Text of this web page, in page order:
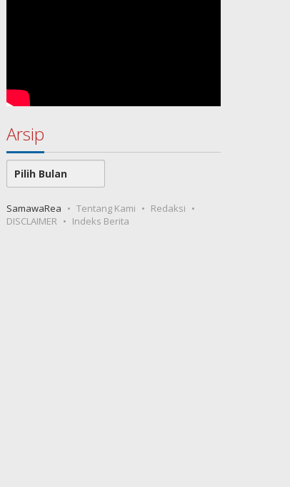
Arsip
Arsip
SamawaRea Tentang Kami
Redaksi
DISCLAIMER
Indeks Berita